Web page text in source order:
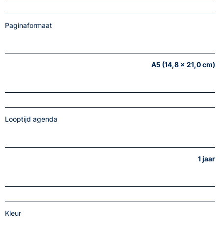
Paginaformaat
A5 (14,8 x 21,0 cm)
Looptijd agenda
1 jaar
Kleur